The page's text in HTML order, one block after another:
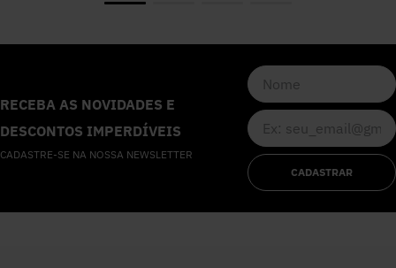
RECEBA AS NOVIDADES E
DESCONTOS IMPERDÍVEIS
CADASTRE-SE NA NOSSA NEWSLETTER
CADASTRAR